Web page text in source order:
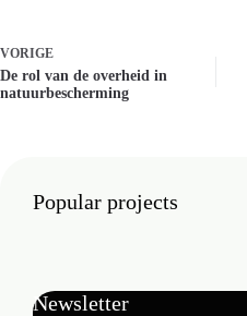
VORIGE
De rol van de overheid in
natuurbescherming
Popular projects
Newsletter